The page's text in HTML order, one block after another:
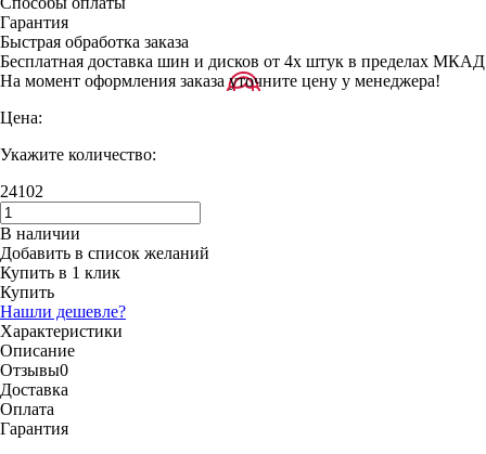
Гарантия
Быстрая обработка заказа
Бесплатная доставка шин и дисков от 4х штук в пределах МКАД
На момент оформления заказа уточните цену у менеджера!
Цена:
Укажите количество:
24102
В наличии
Добавить в список желаний
Купить в 1 клик
Купить
Нашли дешевле?
Характеристики
Описание
Отзывы0
Доставка
Оплата
Гарантия